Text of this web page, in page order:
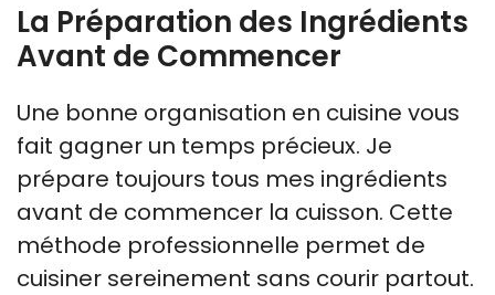
La Préparation des Ingrédients
Avant de Commencer
Une bonne organisation en cuisine vous
fait gagner un temps précieux. Je
prépare toujours tous mes ingrédients
avant de commencer la cuisson. Cette
méthode professionnelle permet de
cuisiner sereinement sans courir partout.